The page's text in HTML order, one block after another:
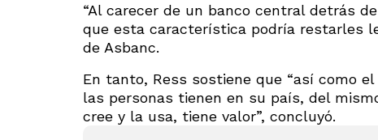
“Al carecer de un banco central detrás
que esta característica podría restarles
de Asbanc.
En tanto, Ress sostiene que “así como
las personas tienen en su país, del
cree y la usa, tiene valor”, concluyó.